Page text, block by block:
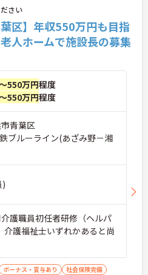
さい
葉区】年収550万円も目指
人ホームで施設長の募集
550万円程度
550万円程度
青葉区
ブルーライン(あざみ野－湘
)
護職員初任者研修（ヘルパ
介護福祉士いずれかあると尚
ボーナス・賞与あり
社会保険完備